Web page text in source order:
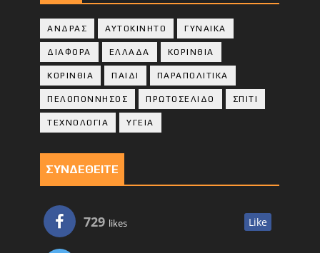
ΑΝΔΡΑΣ ΑΥΤΟΚΙΝΗΤΟ ΓΥΝΑΙΚΑ
ΔΙΑΦΟΡΑ ΕΛΛΑΔΑ ΚΟΡΙΝΘΙΑ
ΚΟΡΙΝΘΙA ΠΑΙΔΙ ΠΑΡΑΠΟΛΙΤΙΚΑ
ΠΕΛΟΠΟΝΝΗΣΟΣ ΠΡΩΤΟΣΕΛΙΔΟ ΣΠΙΤΙ
ΤΕΧΝΟΛΟΓΙΑ ΥΓΕΙΑ
ΣΥΝΔΕΘΕΙΤΕ
729 likes Like